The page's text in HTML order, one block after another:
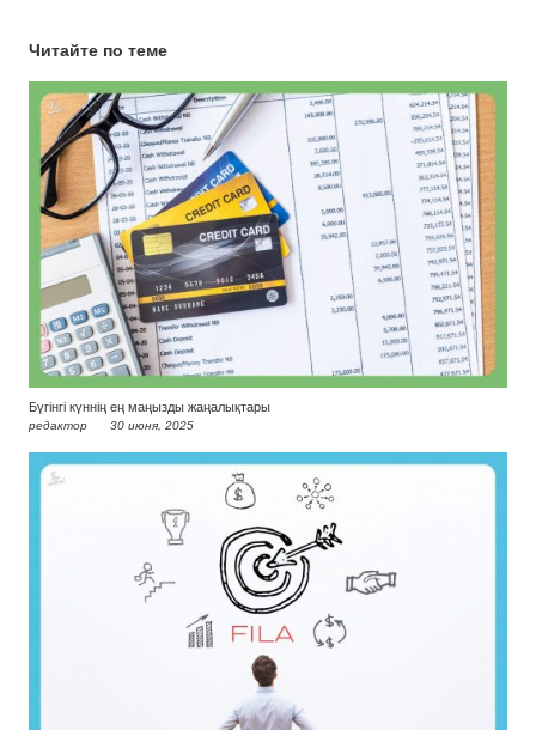
Читайте по теме
Бүгінгі күннің ең маңызды жаңалықтары
редактор 30 июня, 2025